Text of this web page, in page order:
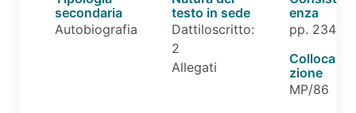
secondaria
Autobiografia
testo in sede
Dattiloscritto:
2
Allegati
enza
pp. 234
Colloca
zione
MP/86